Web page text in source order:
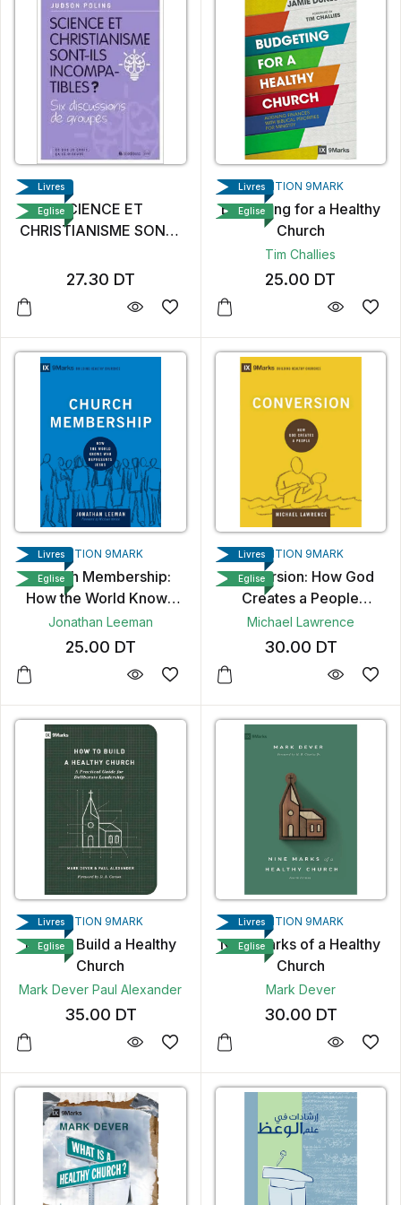
SCIENCE ET
CHRISTIANISME SONT-
LIVRE
27.30 DT
Livres
Eglise
EDITION 9MARK
Budgeting for a Healthy
Church
Tim Challies
25.00 DT
Livres
Eglise
EDITION 9MARK
Church Membership:
How the World Knows
Who Represents Jesus
(Building Healthy
Jonathan Leeman
25.00 DT
Livres
Eglise
EDITION 9MARK
Conversion: How God
Creates a People
(Building Healthy
Churches)
Michael Lawrence
30.00 DT
Livres
Eglise
EDITION 9MARK
How to Build a Healthy
Church
Mark Dever Paul Alexander
35.00 DT
Livres
Eglise
EDITION 9MARK
Nine Marks of a Healthy
Church
Mark Dever
30.00 DT
Livres
Eglise